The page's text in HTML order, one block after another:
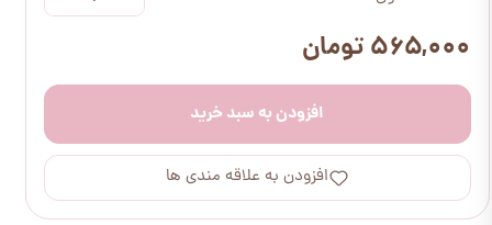
۵۶۵,۰۰۰ تومان
افزودن به سبد خرید
افزودن به علاقه مندی ها